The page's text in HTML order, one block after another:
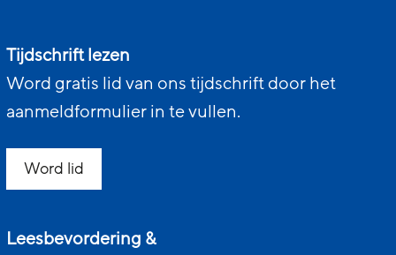
Tijdschrift lezen
Word gratis lid van ons tijdschrift door het
aanmeldformulier in te vullen.
Word lid
Leesbevordering &